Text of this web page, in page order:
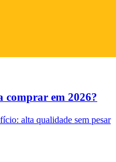
comprar em 2026?
alta qualidade sem pesar